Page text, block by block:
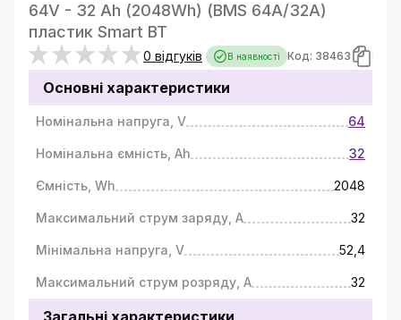
64V - 32 Ah (2048Wh) (BMS 64A/32А)
пластик Smart BT
0 відгуків В наявності Код: 38463
Основні характеристики
Номінальна напруга, V 64
Номінальна ємність, Ah 32
Ємність, Wh 2048
Максимальний струм заряду, A 32
Мінімальна напруга, V 52,4
Максимальний струм розряду, A 32
Загальні характеристики